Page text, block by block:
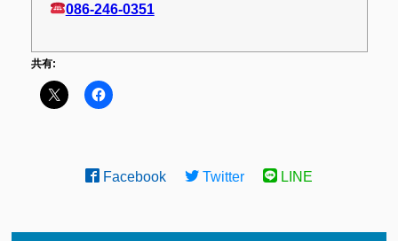
086-246-0351
共有:
Facebook Twitter LINE